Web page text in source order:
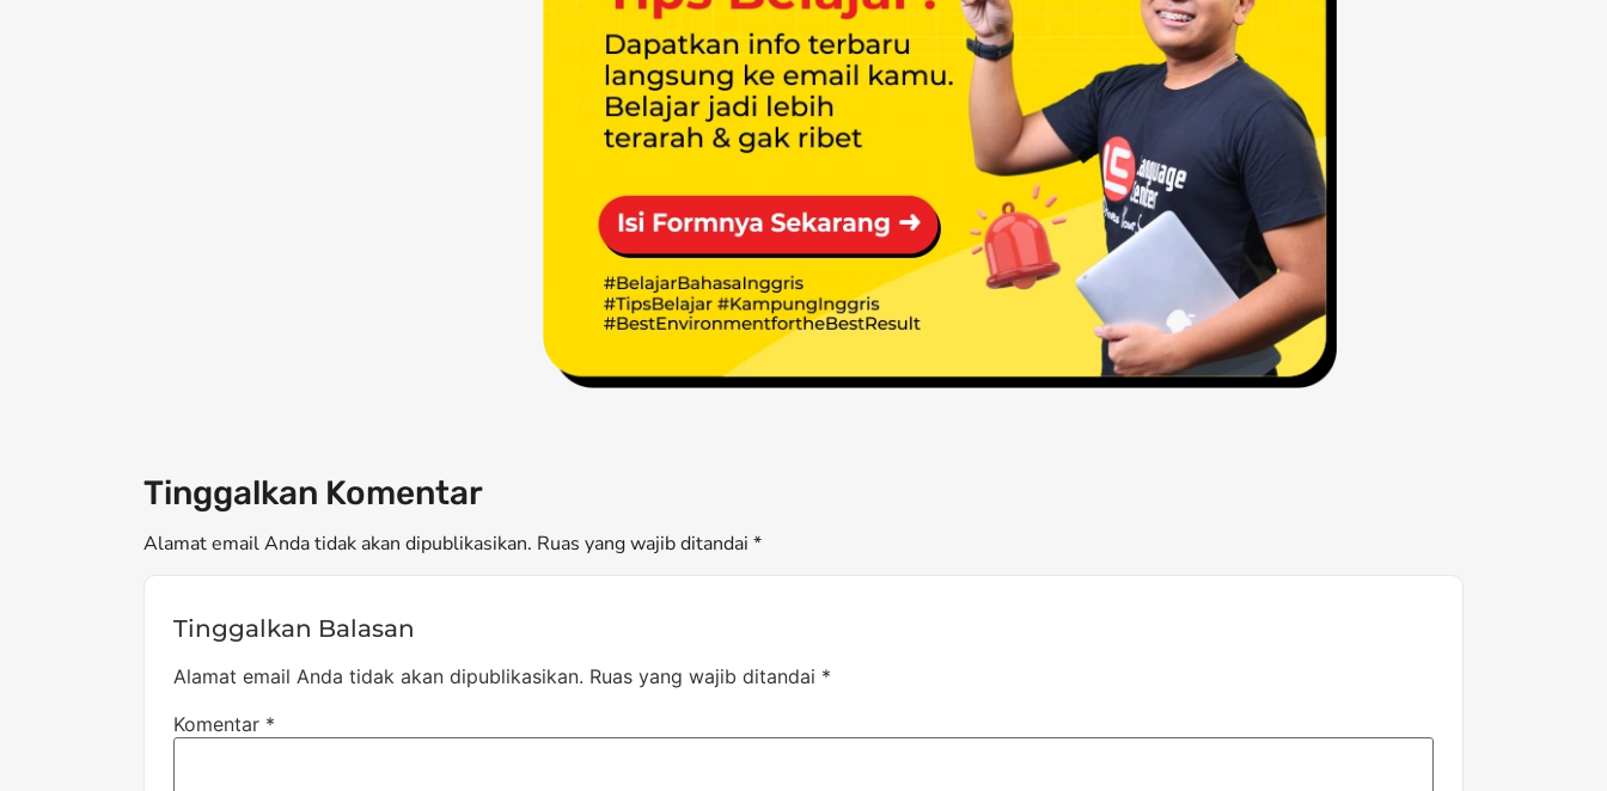
Tinggalkan Komentar
Alamat email Anda tidak akan dipublikasikan. Ruas yang wajib ditandai *
Tinggalkan Balasan
Alamat email Anda tidak akan dipublikasikan. Ruas yang wajib ditandai *
Komentar *